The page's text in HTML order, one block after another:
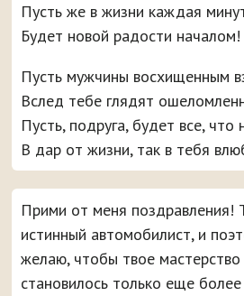
Пусть же в жизни каждая
Будет новой радости началом!
Пусть мужчины восхищенным
Вслед тебе глядят
Пусть, подруга, будет все, что
В дар от жизни, так в тебя
Прими от меня поздравления!
истинный автомобилист, и
желаю, чтобы твое мастерство
становилось только еще